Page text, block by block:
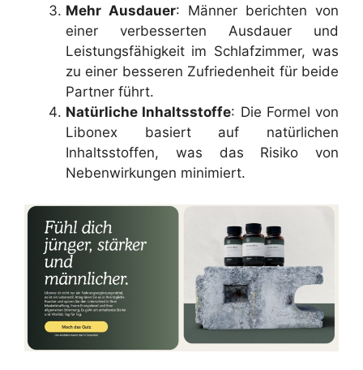
Mehr Ausdauer: Männer berichten von
einer verbesserten Ausdauer und
Leistungsfähigkeit im Schlafzimmer, was
zu einer besseren Zufriedenheit für beide
Partner führt.
Natürliche Inhaltsstoffe: Die Formel von
Libonex basiert auf natürlichen
Inhaltsstoffen, was das Risiko von
Nebenwirkungen minimiert.